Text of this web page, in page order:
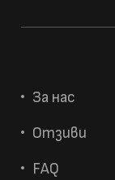
За нас
Отзиви
FAQ